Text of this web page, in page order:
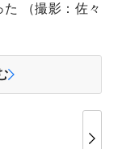
（撮影：佐々